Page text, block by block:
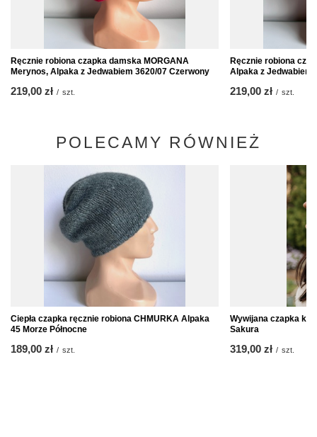
Ręcznie robiona czapka damska MORGANA
Merynos, Alpaka z Jedwabiem 3620/07 Czerwony
219,00 zł / szt.
Ręcznie robiona
Alpaka z Jedwabiem
219,00 zł / szt.
POLECAMY RÓWNIEŻ
Ciepła czapka ręcznie robiona CHMURKA Alpaka
45 Morze Północne
189,00 zł / szt.
Wywijana czapka
Sakura
319,00 zł / szt.